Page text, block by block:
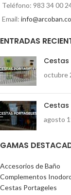
Teléfono: 983 34 00
Email:
ENTRADAS
octubre
agosto
GAMAS
Accesorios de Baño
Complementos
Cestas Portageles